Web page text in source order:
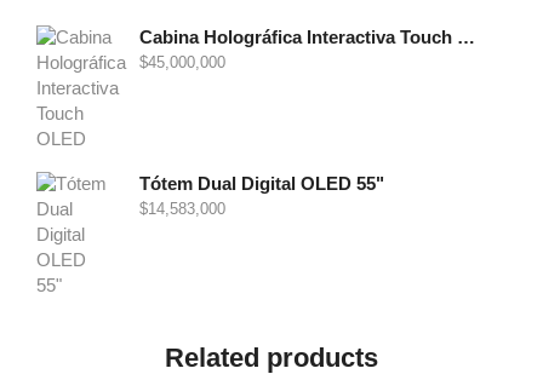
Cabina Holográfica Interactiva Touch OLED 86"
$45,000,000
Tótem Dual Digital OLED 55"
$14,583,000
Related products